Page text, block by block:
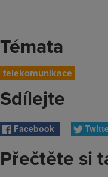
Témata
telekomunikace
Sdílejte
Facebook
Přečtěte si